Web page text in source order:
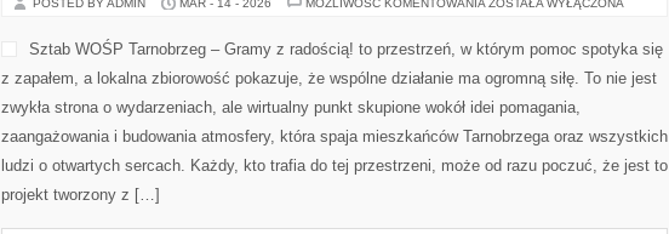
POSTED BY ADMIN MAR - 14 - 2026 MOŻLIWOŚĆ KOMENTOWANIA ZOSTAŁA WYŁĄCZONA
Sztab WOŚP Tarnobrzeg – Gramy z radością! to przestrzeń, w którym pomoc spotyka się
z zapałem, a lokalna zbiorowość pokazuje, że wspólne działanie ma ogromną siłę. To nie jest
zwykła strona o wydarzeniach, ale wirtualny punkt skupione wokół idei pomagania,
zaangażowania i budowania atmosfery, która spaja mieszkańców Tarnobrzega oraz wszystkich
ludzi o otwartych sercach. Każdy, kto trafia do tej przestrzeni, może od razu poczuć, że jest to
projekt tworzony z […]